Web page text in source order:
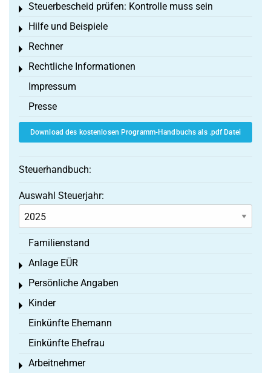
Steuerbescheid prüfen: Kontrolle muss sein
Toggle menu
Hilfe und Beispiele
Toggle menu
Rechner
Toggle menu
Rechtliche Informationen
Toggle menu
Impressum
Presse
Download des kostenlosen Programm-Handbuchs als .pdf Datei
Steuerhandbuch:
Auswahl Steuerjahr:
Familienstand
Anlage EÜR
Toggle menu
Persönliche Angaben
Toggle menu
Kinder
Toggle menu
Einkünfte Ehemann
Einkünfte Ehefrau
Arbeitnehmer
Toggle menu